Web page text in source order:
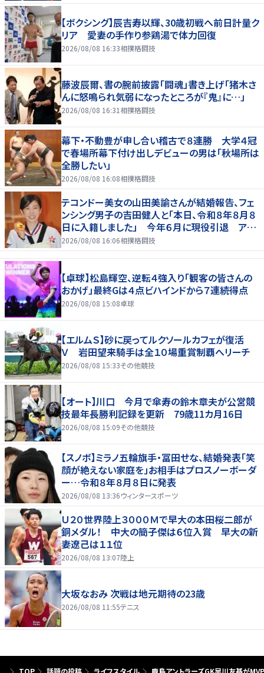
【ボクシング】辰吉寿以輝、30歳初戦へ前日計量ク
リア 愛妻の手作り参鶏湯で体力回復
2026/08/08 16:33相撲格闘技
藤波辰爾、書の腕前披露「闘魂」書き上げ「猪木さ
んに怒鳴られ気弱になったところが『鬼』に…」
2026/08/08 16:31 相撲格闘技
幕下・不動豊が申し合い稽古で８連勝 大学４冠
で春場所幕下付け出しデビューの男は「秋場所は
全勝したい」
2026/08/08 16:08相撲格闘技
テコンドー美女の山田美諭さんが結婚報告、フェ
ンシング男子の吉田健人と「本日、令和８年８月８
日に入籍しました」 今年６月に現役引退 アス
リート仲間からも祝福の声
2026/08/08 16:06相撲格闘技
【卓球】松島輝空、逆転４強入り「観客の皆さんの
おかげ」最終Gは４点ビハインドから７連続得点
2026/08/08 15:08卓球
【エルムＳ】砂に戻ってルクソールカフェが復活
Ｖ 岩田望来騎手は全１０場重賞制覇へリーチ
2026/08/08 15:33その他競技
【オート】川口 今月で傘寿の鈴木章夫が公営競
技最年長勝利記録を更新 79歳11カ月16日
2026/08/08 15:09その他競技
【スノボ】ミラノ五輪旗手・冨田せな、結婚発表「笑
顔が絶えない家庭を」お相手はプロスノーボーダ
ー…令和８年８月８日に発表
2026/08/08 13:36ウィンタースポーツ
Ｕ２０世界陸上３０００Ｍで早大の本田桜二郎が
銅メダル！ 中大の簡子傑は６位入賞 早大の新
妻遼己は１１位
2026/08/08 13:07陸上
大坂なおみ 次戦は地元期待の23歳
2026/08/08 11:55テニス